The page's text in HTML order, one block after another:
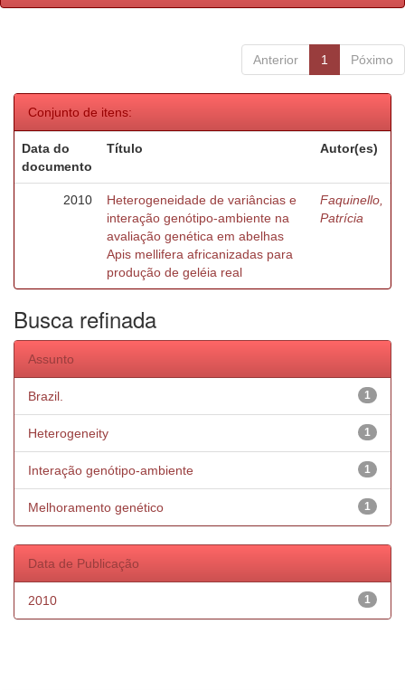
Anterior 1 Póximo
Conjunto de itens:
Data do
documento
Título Autor(es)
2010
Heterogeneidade de variâncias e
interação genótipo-ambiente na
avaliação genética em abelhas
Apis mellifera africanizadas para
produção de geléia real
Faquinello,
Patrícia
Busca refinada
Assunto
1
Brazil.
1
Heterogeneity
1
Interação genótipo-ambiente
1
Melhoramento genético
Data de Publicação
1
2010